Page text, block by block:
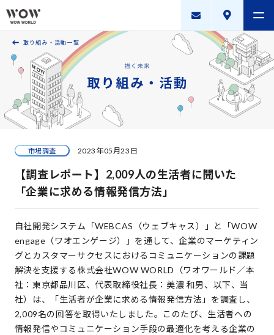
会社案内
製品・サービス
採用案内
描く未来
ニュースリリース
WOW WORLD GROUP
お問い合わせ 個人情報保護方針 ｜ 情報セキュリティ方針
新規お取引に関する留意事項 ｜ サイトマップ
Copyright © WOW WORLD Inc. All Rights Reserved.
取り組み・活動一覧
市場調査 2023年05月23日
【調査レポート】2,009人の生活者に聞いた
「企業に求める情報発信方法」
自社開発システム「WEBCAS（ウェブキャス）」と「WOW
engage（ワオエンゲージ）」を通して、企業のマーケティン
グとカスタマーサクセスにおけるコミュニケーションの課題
解決を支援する株式会社WOW WORLD（ワオワールド／本
社：東京都品川区、代表取締役社長：美濃 和男、以下、当
社）は、「生活者が企業に求める情報発信方法」を調査し、
2,009名の回答を取得いたしました。このたび、生活者への
情報発信やコミュニケーション手段の最適化を考える企業の